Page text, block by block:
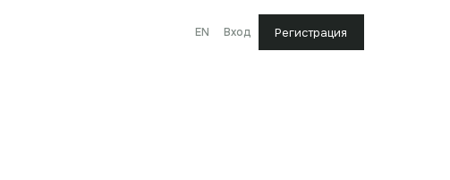
EN Вход Регистрация